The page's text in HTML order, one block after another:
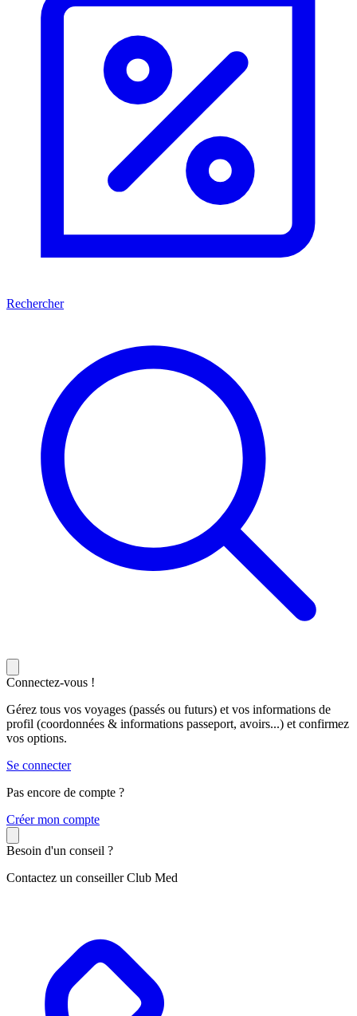
Rechercher
Connectez-vous !
Gérez tous vos voyages (passés ou futurs) et vos informations de
profil (coordonnées & informations passeport, avoirs...) et confirmez
vos options.
Se connecter
Pas encore de compte ?
Créer mon compte
Besoin d'un conseil ?
Contactez un conseiller Club Med